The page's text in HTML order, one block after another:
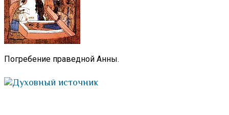
Погребение праведной Анны.
Духовный источник